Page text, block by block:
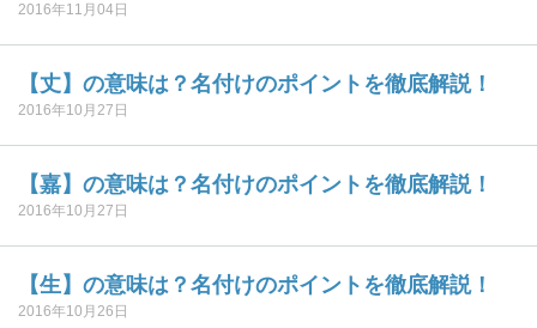
2016年11月04日
【丈】の意味は？名付けのポイントを徹底解説！
2016年10月27日
【嘉】の意味は？名付けのポイントを徹底解説！
2016年10月27日
【生】の意味は？名付けのポイントを徹底解説！
2016年10月26日